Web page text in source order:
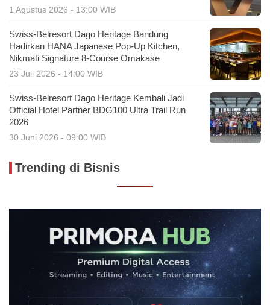
1 Agustus 2026 - 13:00 WIB
Swiss-Belresort Dago Heritage Bandung
Hadirkan HANA Japanese Pop-Up Kitchen,
Nikmati Signature 8-Course Omakase
23 Juli 2026 - 14:00 WIB
Swiss-Belresort Dago Heritage Kembali Jadi
Official Hotel Partner BDG100 Ultra Trail Run
2026
30 Juni 2026 - 09:00 WIB
Trending di Bisnis